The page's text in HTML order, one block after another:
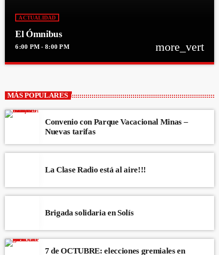
ACTUALIDAD
El Ómnibus
6:00 PM - 8:00 PM more_vert
Subite a EL ÓMNIBUS. Te llevamos la actualidad y diálogos con los
protagonistas de la realidad local y nacional.
MÁS POPULARES
Convenio con Parque Vacacional Minas –
Nuevas tarifas
La Clase Radio está al aire!!!
Brigada solidaria en Solís
7 de OCTUBRE: elecciones gremiales en